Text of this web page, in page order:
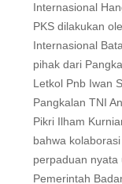
Internasional
PKS dilakukan
Internasional
pihak dari
Letkol Pnb Iwan
Pangkalan TNI
Pikri Ilham
bahwa
perpaduan
Pemerintah